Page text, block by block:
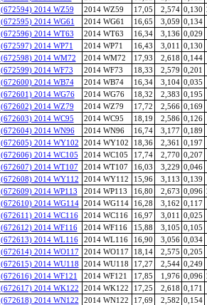
(672594) 2014 WZ59
2014 WZ59 17,05 2,574 0,130
(672595) 2014 WG61
2014 WG61 16,65 3,059 0,134
(672596) 2014 WT63
2014 WT63 16,34 3,136 0,029
(672597) 2014 WP71
2014 WP71 16,43 3,011 0,130
(672598) 2014 WM72
2014 WM72 17,93 2,618 0,144
(672599) 2014 WF73
2014 WF73 18,33 2,579 0,201
(672600) 2014 WB74
2014 WB74 16,34 3,104 0,035
(672601) 2014 WG76
2014 WG76 18,32 2,383 0,195
(672602) 2014 WZ79
2014 WZ79 17,72 2,566 0,169
(672603) 2014 WC95
2014 WC95 18,19 2,586 0,126
(672604) 2014 WN96
2014 WN96 16,74 3,177 0,189
(672605) 2014 WY102
2014 WY102 18,36 2,361 0,197
(672606) 2014 WC105
2014 WC105 17,74 2,770 0,207
(672607) 2014 WT107
2014 WT107 16,03 3,229 0,046
(672608) 2014 WY112
2014 WY112 15,96 3,113 0,139
(672609) 2014 WP113
2014 WP113 16,80 2,673 0,096
(672610) 2014 WG114
2014 WG114 16,28 3,162 0,117
(672611) 2014 WC116
2014 WC116 16,97 3,011 0,025
(672612) 2014 WF116
2014 WF116 15,88 3,105 0,105
(672613) 2014 WL116
2014 WL116 16,90 3,056 0,034
(672614) 2014 WO117
2014 WO117 18,14 2,575 0,205
(672615) 2014 WU118
2014 WU118 17,27 2,544 0,249
(672616) 2014 WF121
2014 WF121 17,85 1,976 0,096
(672617) 2014 WK122
2014 WK122 17,25 2,618 0,171
(672618) 2014 WN122
2014 WN122 17,69 2,582 0,154